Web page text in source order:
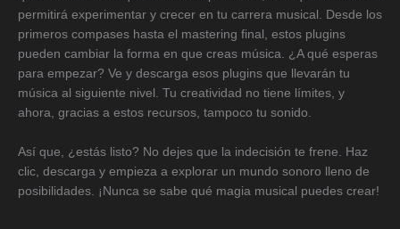
permitirá experimentar y crecer en tu carrera musical. Desde los
primeros compases hasta el mastering final, estos plugins
pueden cambiar la forma en que creas música. ¿A qué esperas
para empezar? Ve y descarga esos plugins que llevarán tu
música al siguiente nivel. Tu creatividad no tiene límites, y
ahora, gracias a estos recursos, tampoco tu sonido.
Así que, ¿estás listo? No dejes que la indecisión te frene. Haz
clic, descarga y empieza a explorar un mundo sonoro lleno de
posibilidades. ¡Nunca se sabe qué magia musical puedes crear!